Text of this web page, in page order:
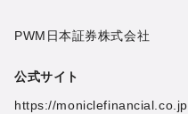
PWM日本証券株式会社
公式サイト
https://moniclefinancial.co.jp